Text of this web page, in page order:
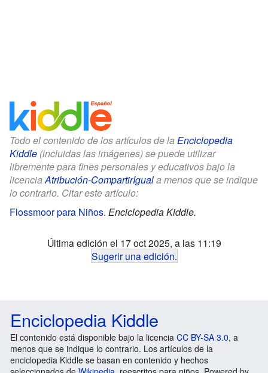
Todo el contenido de los artículos de la Enciclopedia
Kiddle (incluidas las imágenes) se puede utilizar
libremente para fines personales y educativos bajo la
licenciaAtribución-CompartirIguala menos que se indique
lo contrario. Citar este artículo:
Flossmoor para Niños. Enciclopedia Kiddle.
Última edición el 17 oct 2025, a las 11:19
Sugerir una edición.
Enciclopedia Kiddle
El contenido está disponible bajo la licencia CC BY-SA 3.0, a
menos que se indique lo contrario. Los artículos de la
enciclopedia Kiddle se basan en contenido y hechos